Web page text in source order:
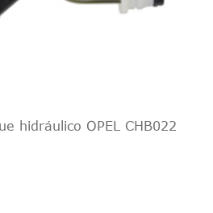
hidráulico OPEL CHB022